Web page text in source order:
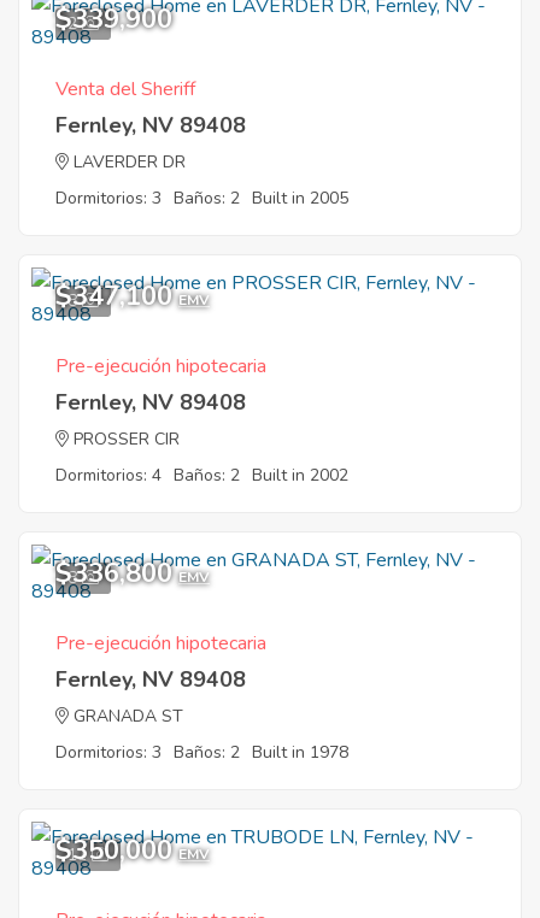
2
$339,900
Venta del Sheriff
Fernley, NV 89408
LAVERDER DR
Dormitorios: 3 Baños: 2 Built in 2005
8
$347,100 EMV
Pre-ejecución hipotecaria
Fernley, NV 89408
PROSSER CIR
Dormitorios: 4 Baños: 2 Built in 2002
8
$336,800 EMV
Pre-ejecución hipotecaria
Fernley, NV 89408
GRANADA ST
Dormitorios: 3 Baños: 2 Built in 1978
11
$350,000 EMV